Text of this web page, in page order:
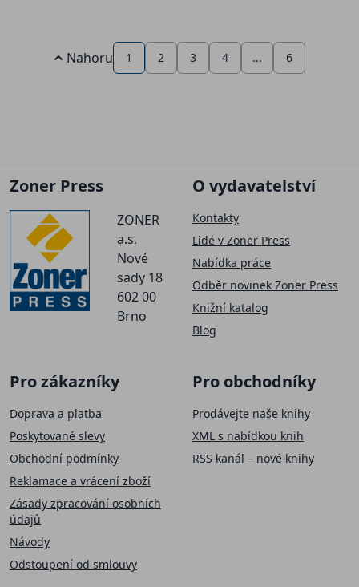
Nahoru 1 2 3 4 ... 6
Zoner Press
ZONER
a.s.
Nové
sady 18
602 00
Brno
O vydavatelství
Kontakty
Lidé v Zoner Press
Nabídka práce
Odběr novinek Zoner Press
Knižní katalog
Blog
Pro zákazníky
Doprava a platba
Poskytované slevy
Obchodní podmínky
Reklamace a vrácení zboží
Zásady zpracování osobních
údajů
Návody
Odstoupení od smlouvy
Pro obchodníky
Prodávejte naše knihy
XML s nabídkou knih
RSS kanál – nové knihy